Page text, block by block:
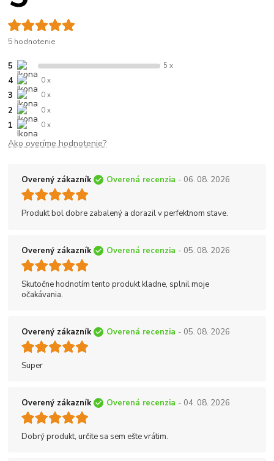
5 hodnotenie
5 5 x
4 0 x
3 0 x
2 0 x
1 0 x
Ako overíme hodnotenie?
Overený zákazník Overená recenzia - 06. 08. 2026
Produkt bol dobre zabalený a dorazil v perfektnom stave.
Overený zákazník Overená recenzia - 05. 08. 2026
Skutočne hodnotím tento produkt kladne, splnil moje
očakávania.
Overený zákazník Overená recenzia - 05. 08. 2026
Super
Overený zákazník Overená recenzia - 04. 08. 2026
Dobrý produkt, určite sa sem ešte vrátim.